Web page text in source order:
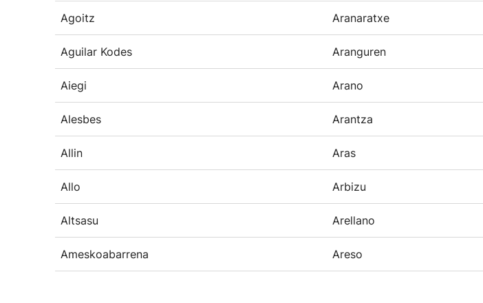
Agoitz Aranaratxe
Aguilar Kodes Aranguren
Aiegi Arano
Alesbes Arantza
Allin Aras
Allo Arbizu
Altsasu Arellano
Ameskoabarrena Areso